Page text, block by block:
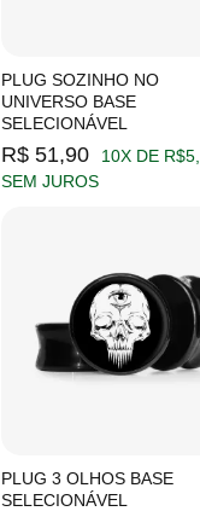
PLUG SOZINHO NO
UNIVERSO BASE
SELECIONÁVEL
R$ 51,90
10X DE
SEM JUROS
PLUG 3 OLHOS BASE
SELECIONÁVEL